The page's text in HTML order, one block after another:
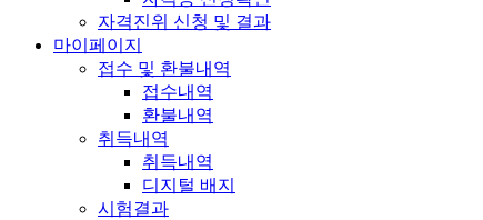
자격진위 신청 및 결과
마이페이지
접수 및 환불내역
접수내역
환불내역
취득내역
취득내역
디지털 배지
시험결과